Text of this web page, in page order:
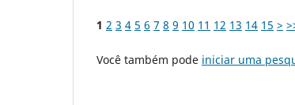
1 2 3 4 5 6 7 8 9 10 11 12 13 14 15 >
Você também pode iniciar uma